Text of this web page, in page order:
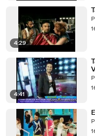
4:29
4:41